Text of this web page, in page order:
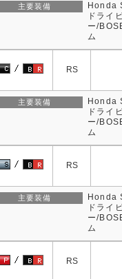
主要装備
Honda
ドライ
ー/
ム
RS
主要装備
Honda
ドライ
ー/
ム
RS
主要装備
Honda
ドライ
ー/
ム
RS